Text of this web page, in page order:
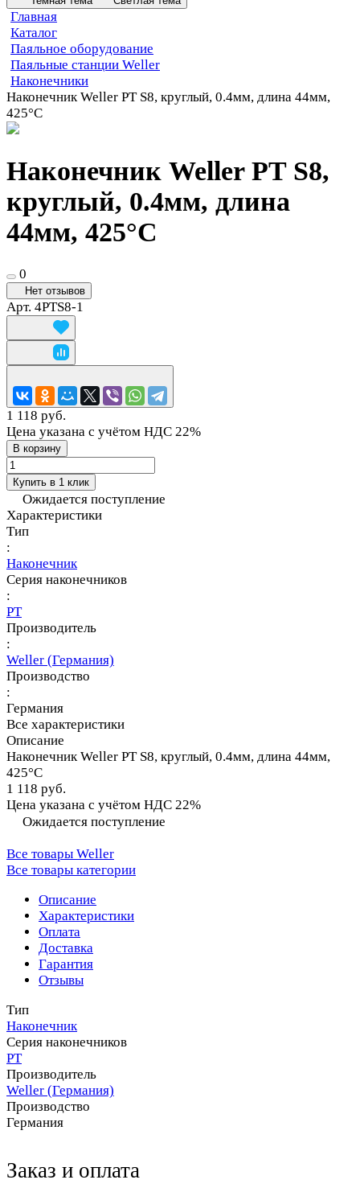
Главная
Каталог
Паяльное оборудование
Паяльные станции Weller
Наконечники
Наконечник Weller PT S8, круглый, 0.4мм, длина 44мм,
425°C
Наконечник Weller PT S8,
круглый, 0.4мм, длина
44мм, 425°C
0
Нет отзывов
Арт. 4PTS8-1
1 118 руб.
Цена указана с учётом НДС 22%
В корзину
Купить в 1 клик
Ожидается поступление
Характеристики
Тип
:
Наконечник
Серия наконечников
:
PT
Производитель
:
Weller (Германия)
Производство
:
Германия
Все характеристики
Описание
Наконечник Weller PT S8, круглый, 0.4мм, длина 44мм,
425°C
1 118 руб.
Цена указана с учётом НДС 22%
Ожидается поступление
Все товары Weller
Все товары категории
Описание
Характеристики
Оплата
Доставка
Гарантия
Отзывы
Тип
Наконечник
Серия наконечников
PT
Производитель
Weller (Германия)
Производство
Германия
Заказ и оплата